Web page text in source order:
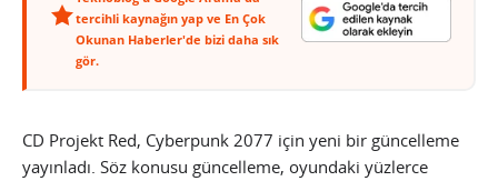
tercihli kaynağın yap ve En Çok
Okunan Haberler'de bizi daha sık
gör.
CD Projekt Red, Cyberpunk 2077 için yeni bir güncelleme
yayınladı. Söz konusu güncelleme, oyundaki yüzlerce